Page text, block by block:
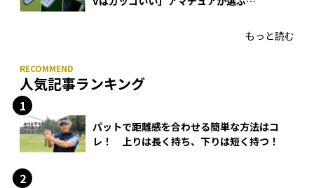
もっと読む
人気記事ランキング
パットで距離感を合わせる簡単な方法はコ
レ！ 上りは長く持ち、下りは短く持つ！